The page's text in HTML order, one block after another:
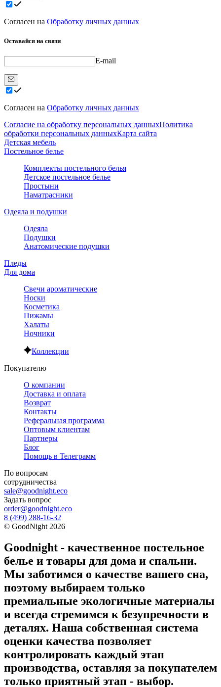
Согласен на Обработку личных данных
Оставайся на связи
E-mail
Согласен на Обработку личных данных
Согласие на обработку персональных данныхПолитика
обработки персональных данныхКарта сайта
Детская мебель
Постельное белье
Комплекты постельного белья
Детское постельное белье
Простыни
Наматрасники
Одеяла и подушки
Одеяла
Подушки
Анатомические подушки
Пледы
Для дома
Свечи ароматические
Носки
Косметика
Пижамы
Халаты
Ночники
Коллекции
Покупателю
О компании
Доставка и оплата
Возврат
Контакты
Реферальная программа
Оптовым клиентам
Партнеры
Блог
Помощь в Телеграмм
По вопросам
сотрудничества
sale@goodnight.eco
Задать вопрос
order@goodnight.eco
8 (499) 288-16-32
© GoodNight 2026
Goodnight - качественное постельное
белье и товары для дома и спальни.
Мы заботимся о качестве вашего сна,
поэтому выбираем только
премиальные экологичные материалы
и всегда стремимся к безупречности в
деталях. Наша собственная система
оценки качества позволяет
контролировать каждый этап
производства, оставляя за покупателем
только приятный этап - выбор.